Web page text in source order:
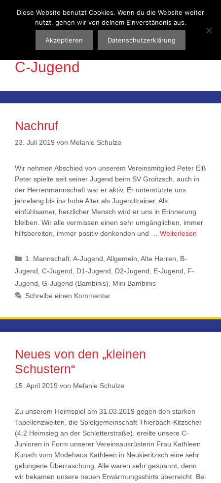
Menü
C-Jugend
Nachruf
23. Juli 2019 von Melanie Schulze
Wir nehmen Abschied von unserem Vereinsmitglied Peter Elß
Peter spielte seit seiner Jugend beim SV Groitzsch, auch in
der Herrenmannschaft war er aktiv. Er unterstützte uns
jahrelang bis ins hohe Alter als Jugendtrainer. Als
einfühlsamer, herzlicher Mensch wird er uns in Erinnerung
bleiben. Wir alle vermissen einen sehr umgänglichen, immer
hilfsbereiten, immer positiv denkenden und … Weiterlesen
Kategorien
1. Mannschaft ,A-Jugend ,Allgemein ,Alte Herren
B-
Jugend C-Jugend D1-Jugend D2-Jugend E-Jugend
F-
Jugend G-Jugend (Bambinis)
Mini Bambinis
Schreibe einen Kommentar
Neues von den „kleinen
Schustern“
15. April 2019 von Melanie Schulze
Zu unserem Heimspiel am 31.03.2019 gegen den starken
Tabellenzweiten, die Spielgemeinschaft Thierbach-Kitzscher
(4:2 Heimsieg an der Schletterstraße), ereilte unsere C-
Junioren in Form unserer Vereinsausrüsterin Frau Kathleen
Kunath vom Modehaus Kathleen in Neukieritzsch eine sehr
gelungene Überraschung. Alle waren sehr gespannt, denn
wir bekamen unsere neuen Erwärmungsshirts überreicht. Bei
Diese Website benutzt Cookies. Wenn du die Website weiter
nutzt, gehen wir von deinem Einverständnis aus.
Akzeptieren Datenschutzerklärung